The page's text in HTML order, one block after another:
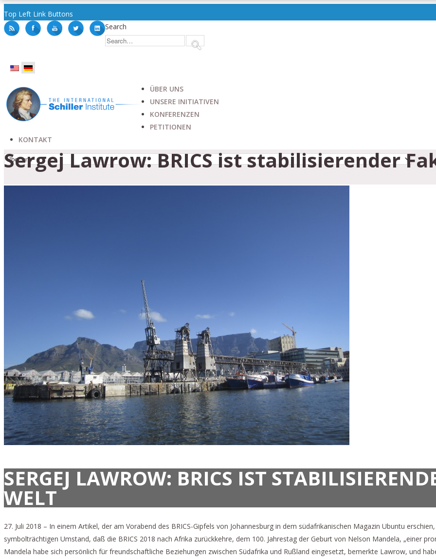
Top Left Link Buttons
Search
ÜBER UNS
UNSERE INITIATIVEN
KONFERENZEN
PETITIONEN
KONTAKT
Sergej Lawrow: BRICS ist stabilisierender
SERGEJ LAWROW: BRICS IST
WELT
27. Juli 2018 – In einem Artikel, der am Vorabend des BRICS-Gipfels von Johannesburg in dem südafrikanischen Magazin Ubuntu
symbolträchtigen Umstand, daß die BRICS 2018 nach Afrika zurückkehre, dem 100. Jahrestag der Geburt von Nelson Mandela, „einer
Mandela habe sich persönlich für freundschaftliche Beziehungen zwischen Südafrika und Rußland eingesetzt, bemerkte Lawrow, und